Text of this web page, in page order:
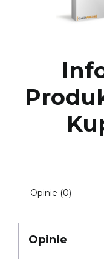
Opinie (0)
Opinie